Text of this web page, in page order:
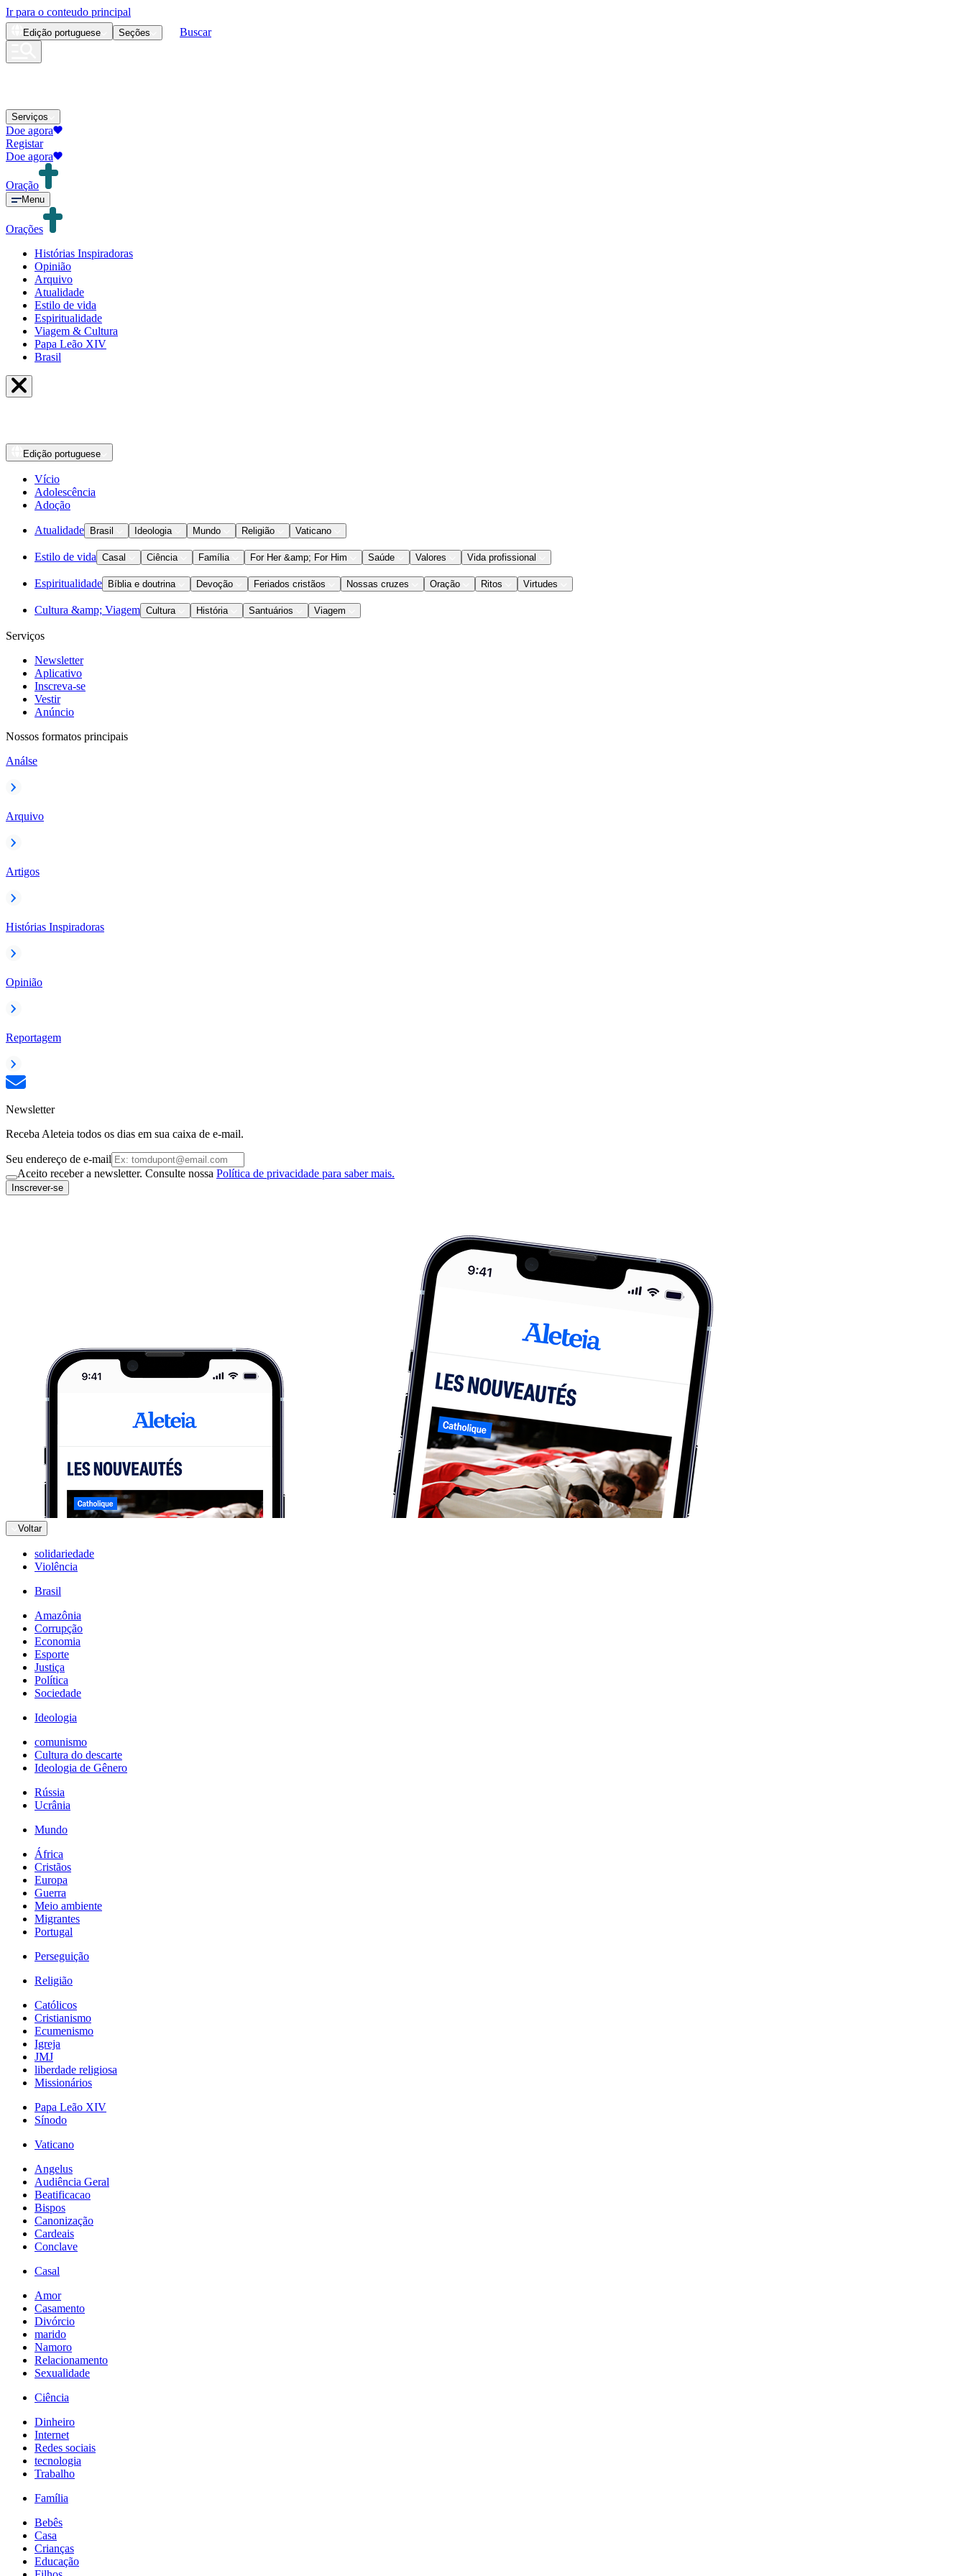
Ir para o conteudo principal
Edição portuguese Seções Buscar
Serviços
Doe agora
Registar
Doe agora
Oração
Menu
Orações
Histórias Inspiradoras
Opinião
Arquivo
Atualidade
Estilo de vida
Espiritualidade
Viagem & Cultura
Papa Leão XIV
Brasil
Edição portuguese
Vício
Adolescência
Adoção
Atualidade Brasil Ideologia Mundo Religião Vaticano
Estilo de vida Casal Ciência Família For Her &amp; For Him Saúde Valores Vida profissional
Espiritualidade Bíblia e doutrina Devoção Feriados cristãos Nossas cruzes Oração Ritos Virtudes
Cultura &amp; Viagem Cultura História Santuários Viagem
Serviços
Newsletter
Aplicativo
Inscreva-se
Vestir
Anúncio
Nossos formatos principais
Análse
Arquivo
Artigos
Histórias Inspiradoras
Opinião
Reportagem
Newsletter
Receba Aleteia todos os dias em sua caixa de e-mail.
Seu endereço de e-mail
Aceito receber a newsletter. Consulte nossa Política de privacidade para saber mais.
Inscrever-se
Voltar
solidariedade
Violência
Brasil
Amazônia
Corrupção
Economia
Esporte
Justiça
Política
Sociedade
Ideologia
comunismo
Cultura do descarte
Ideologia de Gênero
Rússia
Ucrânia
Mundo
África
Cristãos
Europa
Guerra
Meio ambiente
Migrantes
Portugal
Perseguição
Religião
Católicos
Cristianismo
Ecumenismo
Igreja
JMJ
liberdade religiosa
Missionários
Papa Leão XIV
Sínodo
Vaticano
Angelus
Audiência Geral
Beatificacao
Bispos
Canonização
Cardeais
Conclave
Casal
Amor
Casamento
Divórcio
marido
Namoro
Relacionamento
Sexualidade
Ciência
Dinheiro
Internet
Redes sociais
tecnologia
Trabalho
Família
Bebês
Casa
Crianças
Educação